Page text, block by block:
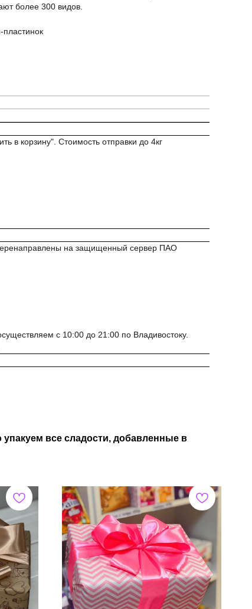
более 300 видов.
в корзину". Стоимость отправки до 4кг
на защищенный сервер ПАО
с 10:00 до 21:00 по Владивостоку.
все сладости, добавленные в